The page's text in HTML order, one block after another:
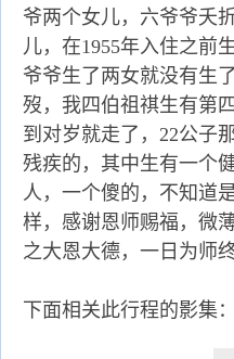
爷两个女儿，六爷爷夭
儿，在1955年入住之前
爷爷生了两女就没有生
歿，我四伯祖祺生有第
到对岁就走了，22公子
残疾的，其中生有一个
人，一个傻的，不知道
样，感谢恩师赐福，微
之大恩大德，一日为师
下面相关此行程的影集：